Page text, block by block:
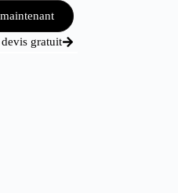
gratuit